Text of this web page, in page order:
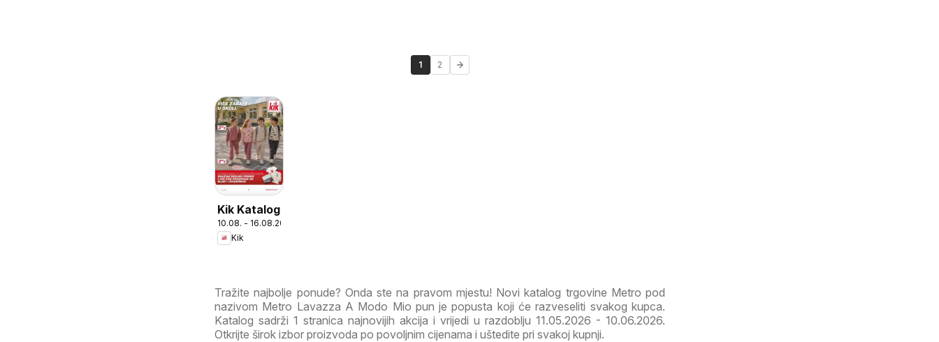
1 2
Kik Katalog
10.08. - 16.08.2026
Kik
Tražite najbolje ponude? Onda ste na pravom mjestu! Novi katalog trgovine Metro pod
nazivom Metro Lavazza A Modo Mio pun je popusta koji će razveseliti svakog kupca.
Katalog sadrži 1 stranica najnovijih akcija i vrijedi u razdoblju 11.05.2026 - 10.06.2026.
Otkrijte širok izbor proizvoda po povoljnim cijenama i uštedite pri svakoj kupnji.